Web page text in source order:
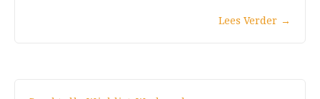
Lees Verder →